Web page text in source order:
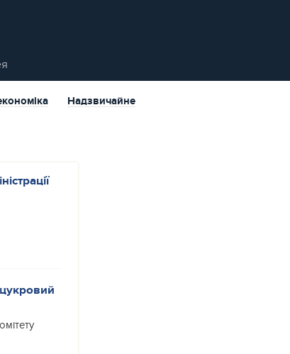
Надзвичайне